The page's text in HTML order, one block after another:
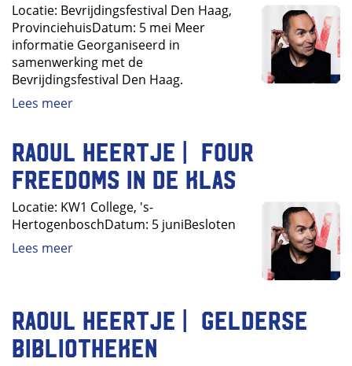
Locatie: Bevrijdingsfestival Den Haag,
ProvinciehuisDatum: 5 mei Meer
informatie Georganiseerd in
samenwerking met de
Bevrijdingsfestival Den Haag.
Lees meer
Raoul Heertje | Four
Freedoms in de klas
Locatie: KW1 College, 's-
HertogenboschDatum: 5 juniBesloten
Lees meer
Raoul Heertje | Gelderse
Bibliotheken